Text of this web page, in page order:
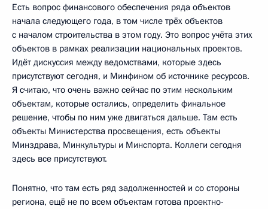
Есть вопрос финансового обеспечения ряда объектов
начала следующего года, в том числе трёх объектов
с началом строительства в этом году. Это вопрос учёта этих
объектов в рамках реализации национальных проектов.
Идёт дискуссия между ведомствами, которые здесь
присутствуют сегодня, и Минфином об источнике ресурсов.
Я считаю, что очень важно сейчас по этим нескольким
объектам, которые остались, определить финальное
решение, чтобы по ним уже двигаться дальше. Там есть
объекты Министерства просвещения, есть объекты
Минздрава, Минкультуры и Минспорта. Коллеги сегодня
здесь все присутствуют.
Понятно, что там есть ряд задолженностей и со стороны
региона, ещё не по всем объектам готова проектно-